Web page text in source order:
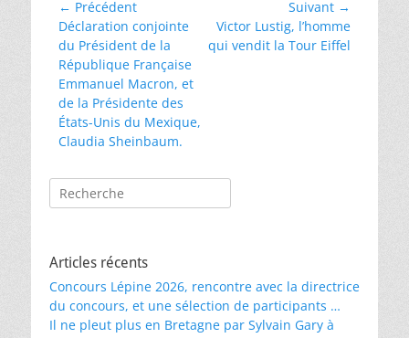
Navigation
de
l’article
← Précédent
Article
précédent :
Déclaration conjointe
du Président de la
République Française
Emmanuel Macron, et
de la Présidente des
États-Unis du Mexique,
Claudia Sheinbaum.
Suivant →
Article
suivant :
Victor Lustig, l’homme
qui vendit la Tour Eiffel
Rechercher :
Articles récents
Concours Lépine 2026, rencontre avec la directrice
du concours, et une sélection de participants …
Il ne pleut plus en Bretagne par Sylvain Gary à